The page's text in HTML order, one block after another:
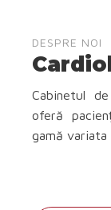
DESPRE NOI
Cabinetul
oferă
gamă variata